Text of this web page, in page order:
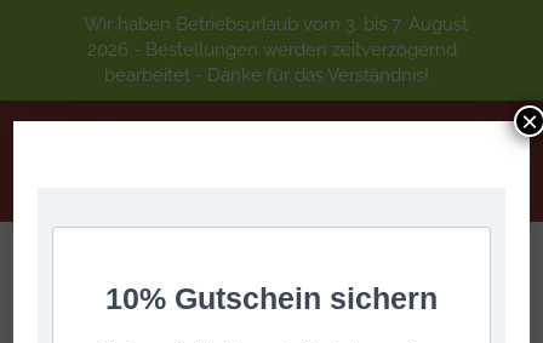
This content is password protected. To view it please enter
Wir haben Betriebsurlaub vom 3. bis 7. August
2026 - Bestellungen werden zeitverzögernd
bearbeitet - Danke für das Verständnis!
10% Gutschein sichern
×